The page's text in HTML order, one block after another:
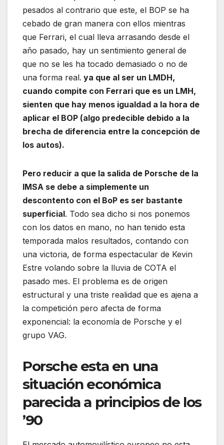
pesados al contrario que este, el BOP se ha
cebado de gran manera con ellos mientras
que Ferrari, el cual lleva arrasando desde el
año pasado, hay un sentimiento general de
que no se les ha tocado demasiado o no de
una forma real. ya que al ser un LMDH,
cuando compite con Ferrari que es un LMH,
sienten que hay menos igualdad a la hora de
aplicar el BOP (algo predecible debido a la
brecha de diferencia entre la concepción de
los autos).
Pero reducir a que la salida de Porsche de la
IMSA se debe a simplemente un
descontento con el BoP es ser bastante
superficial. Todo sea dicho si nos ponemos
con los datos en mano, no han tenido esta
temporada malos resultados, contando con
una victoria, de forma espectacular de Kevin
Estre volando sobre la lluvia de COTA el
pasado mes. El problema es de origen
estructural y una triste realidad que es ajena a
la competición pero afecta de forma
exponencial: la economía de Porsche y el
grupo VAG.
Porsche esta en una
situación económica
parecida a principios de los
’90